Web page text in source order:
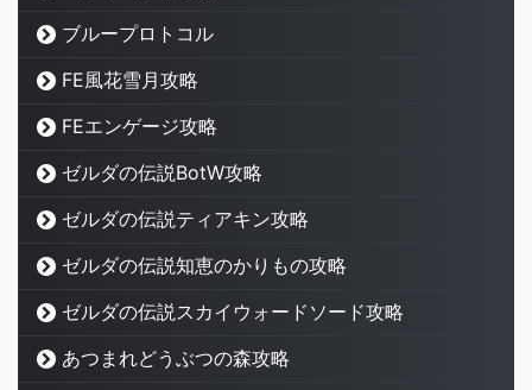
ブループロトコル
FE風花雪月攻略
FEエンゲージ攻略
ゼルダの伝説BotW攻略
ゼルダの伝説ティアキン攻略
ゼルダの伝説知恵のかりもの攻略
ゼルダの伝説スカイウォードソード攻略
あつまれどうぶつの森攻略